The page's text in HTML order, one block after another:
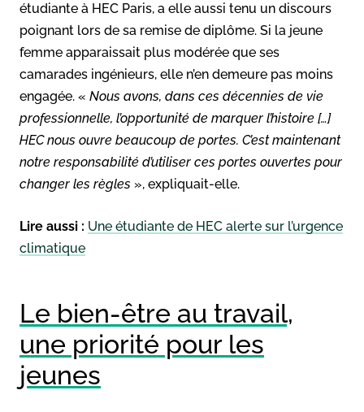
étudiante à HEC Paris, a elle aussi tenu un discours
poignant lors de sa remise de diplôme. Si la jeune
femme apparaissait plus modérée que ses
camarades ingénieurs, elle n’en demeure pas moins
engagée. « Nous avons, dans ces décennies de vie
professionnelle, l’opportunité de marquer l’histoire […]
HEC nous ouvre beaucoup de portes. C’est maintenant
notre responsabilité d’utiliser ces portes ouvertes pour
changer les règles », expliquait-elle.
Lire aussi : Une étudiante de HEC alerte sur l’urgence
climatique
Le bien-être au travail,
une priorité pour les
jeunes